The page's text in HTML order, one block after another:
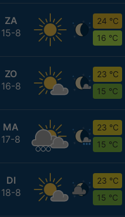
ZA
15-8
24 °C
16 °C
ZO
16-8
23 °C
15 °C
MA
17-8
23 °C
15 °C
DI
18-8
23 °C
15 °C